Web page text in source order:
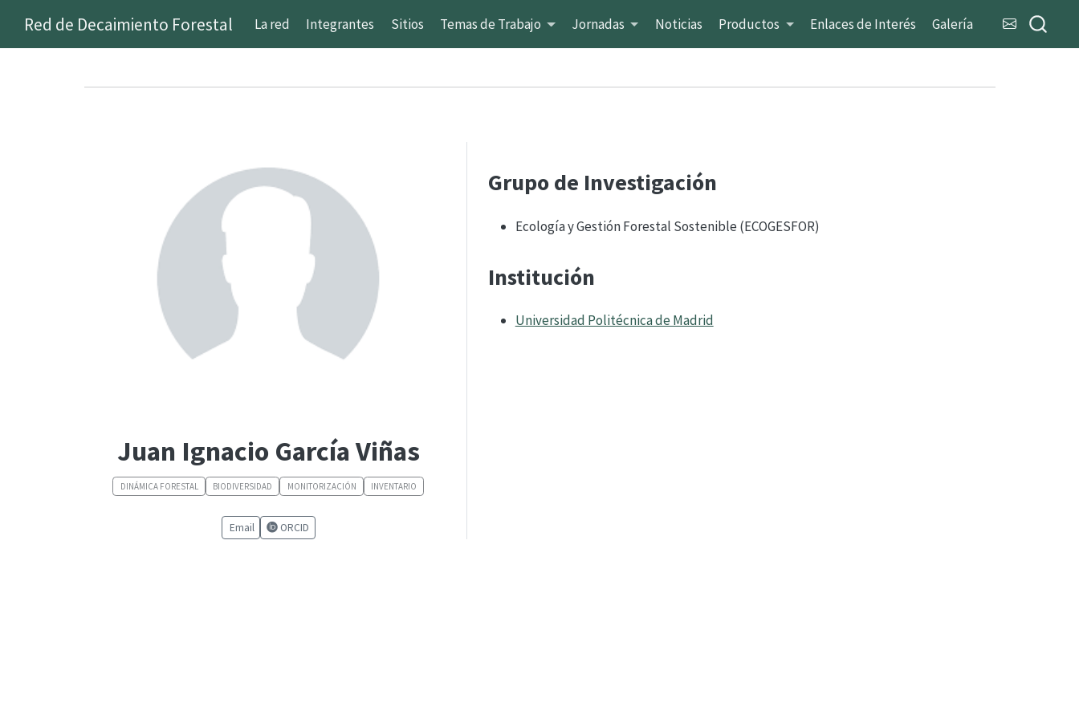
Red de Decaimiento Forestal La red Integrantes Sitios Temas de Trabajo Jornadas Noticias Productos Enlaces de Interés Galería
Juan Ignacio García Viñas
DINÁMICA FORESTAL BIODIVERSIDAD MONITORIZACIÓN INVENTARIO
Email ORCID
Grupo de Investigación
Ecología y Gestión Forestal Sostenible (ECOGESFOR)
Institución
Universidad Politécnica de Madrid